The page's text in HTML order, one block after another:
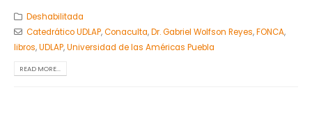
Deshabilitada
Catedrático UDLAP,Conaculta,Dr. Gabriel Wolfson Reyes,FONCA,
libros,UDLAP,Universidad de las Américas Puebla
READ MORE...